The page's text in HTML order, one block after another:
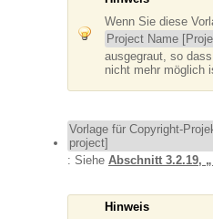
Wenn Sie diese
Project Name
ausgegraut, so
nicht mehr möglich
Vorlage für Copyright-
project]
: Siehe Abschnitt 3.2.19,
Hinweis